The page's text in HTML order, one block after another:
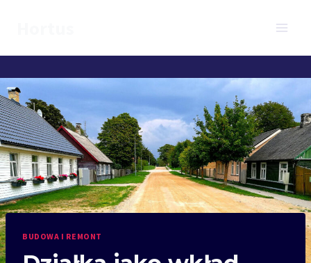
BUDOWA I REMONT